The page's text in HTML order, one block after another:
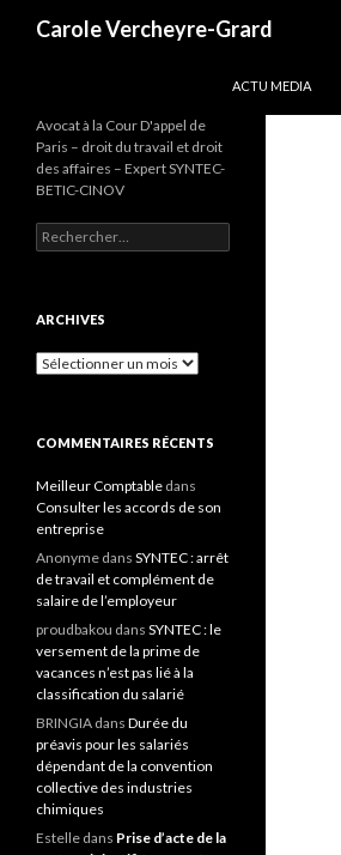
Carole Vercheyre-Grard
ACTU MEDIA
Avocat à la Cour D'appel de
Paris – droit du travail et droit
des affaires – Expert SYNTEC-
BETIC-CINOV
Rechercher :
ARCHIVES
Archives
COMMENTAIRES RÉCENTS
Meilleur Comptable dans
Consulter les accords de son
entreprise
Anonyme dans SYNTEC : arrêt
de travail et complément de
salaire de l’employeur
proudbakou dans SYNTEC : le
versement de la prime de
vacances n’est pas lié à la
classification du salarié
BRINGIA dans Durée du
préavis pour les salariés
dépendant de la convention
collective des industries
chimiques
Estelle dans Prise d’acte de la